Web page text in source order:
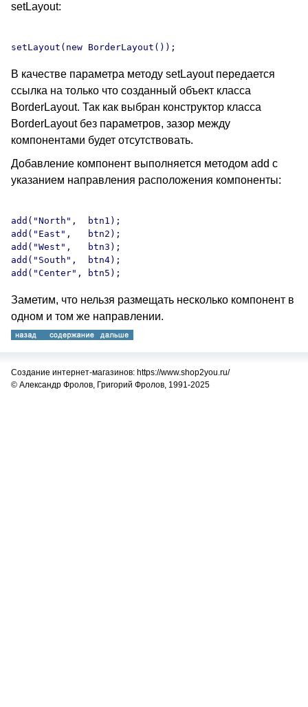
setLayout:
В качестве параметра методу setLayout передается
ссылка на только что созданный объект класса
BorderLayout. Так как выбран конструктор класса
BorderLayout без параметров, зазор между
компонентами будет отсутствовать.
Добавление компонент выполняется методом add с
указанием направления расположения компоненты:
add("North",  btn1);
add("East",   btn2);
add("West",   btn3);
add("South",  btn4);
Заметим, что нельзя размещать несколько компонент в
одном и том же направлении.
Создание интернет-магазинов: https://www.shop2you.ru/
© Александр Фролов, Григорий Фролов, 1991-2025